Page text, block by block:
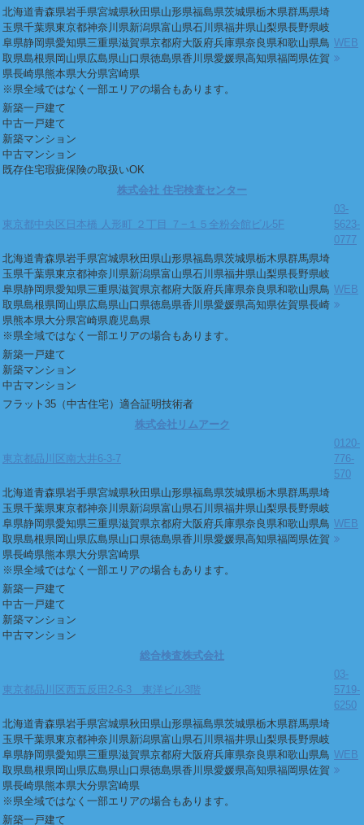
北海道青森県岩手県宮城県秋田県山形県福島県茨城県栃木県群馬県埼
玉県千葉県東京都神奈川県新潟県富山県石川県福井県山梨県長野県岐
阜県静岡県愛知県三重県滋賀県京都府大阪府兵庫県奈良県和歌山県鳥
取県島根県岡山県広島県山口県徳島県香川県愛媛県高知県福岡県佐賀
県長崎県熊本県大分県宮崎県
※県全域ではなく一部エリアの場合もあります。
WEB
新築一戸建て
中古一戸建て
新築マンション
中古マンション
既存住宅瑕疵保険の取扱いOK
株式会社 住宅検査センター
東京都中央区日本橋 人形町 ２丁目 ７−１５全粉会館ビル5F
03-
5623-
0777
北海道青森県岩手県宮城県秋田県山形県福島県茨城県栃木県群馬県埼
玉県千葉県東京都神奈川県新潟県富山県石川県福井県山梨県長野県岐
阜県静岡県愛知県三重県滋賀県京都府大阪府兵庫県奈良県和歌山県鳥
取県島根県岡山県広島県山口県徳島県香川県愛媛県高知県佐賀県長崎
県熊本県大分県宮崎県鹿児島県
※県全域ではなく一部エリアの場合もあります。
WEB
新築一戸建て
新築マンション
中古マンション
フラット35（中古住宅）適合証明技術者
株式会社リムアーク
東京都品川区南大井6-3-7
0120-
776-
570
北海道青森県岩手県宮城県秋田県山形県福島県茨城県栃木県群馬県埼
玉県千葉県東京都神奈川県新潟県富山県石川県福井県山梨県長野県岐
阜県静岡県愛知県三重県滋賀県京都府大阪府兵庫県奈良県和歌山県鳥
取県島根県岡山県広島県山口県徳島県香川県愛媛県高知県福岡県佐賀
県長崎県熊本県大分県宮崎県
※県全域ではなく一部エリアの場合もあります。
WEB
新築一戸建て
中古一戸建て
新築マンション
中古マンション
総合検査株式会社
東京都品川区西五反田2-6-3 東洋ビル3階
03-
5719-
6250
北海道青森県岩手県宮城県秋田県山形県福島県茨城県栃木県群馬県埼
玉県千葉県東京都神奈川県新潟県富山県石川県福井県山梨県長野県岐
阜県静岡県愛知県三重県滋賀県京都府大阪府兵庫県奈良県和歌山県鳥
取県島根県岡山県広島県山口県徳島県香川県愛媛県高知県福岡県佐賀
県長崎県熊本県大分県宮崎県
※県全域ではなく一部エリアの場合もあります。
WEB
新築一戸建て